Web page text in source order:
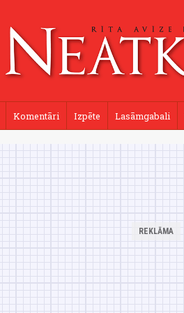
Komentāri Izpēte Lasāmgabali